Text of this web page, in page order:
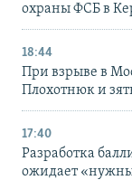
охраны ФСБ в
18:44
При взрыве в
Плохотнюк и
17:40
Разработка
ожидает